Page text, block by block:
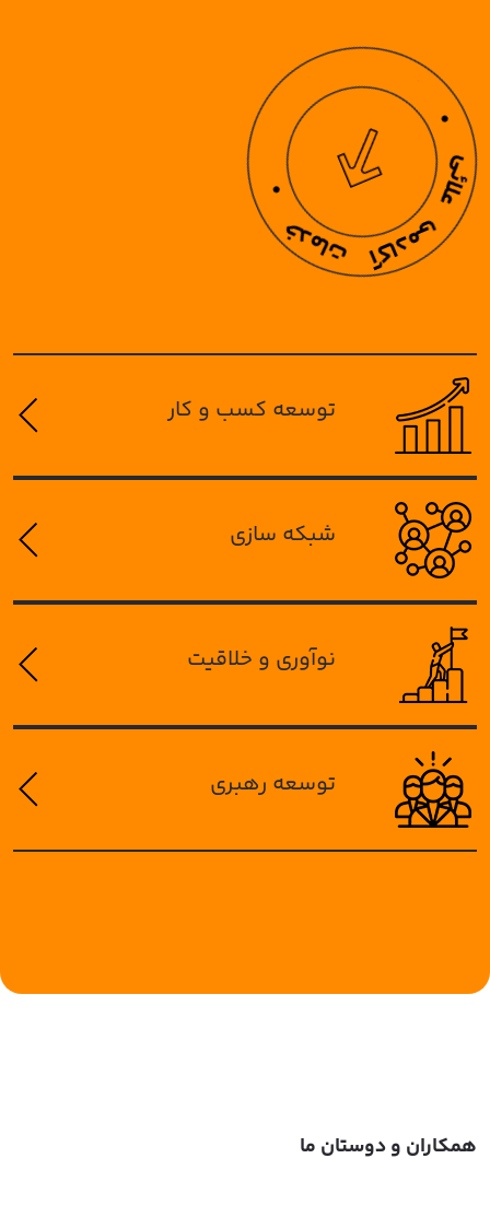
توسعه کسب و کار
شبکه سازی
نوآوری و خلاقیت
توسعه رهبری
همکاران و دوستان ما